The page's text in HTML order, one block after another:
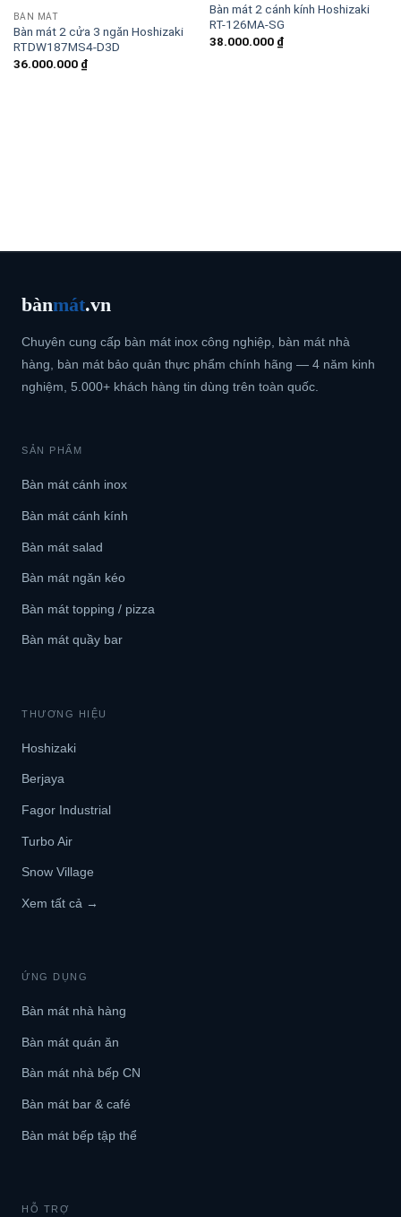
BÀN MÁT
Bàn mát 2 cửa 3 ngăn Hoshizaki
RTDW187MS4-D3D
36.000.000 ₫
Bàn mát 2 cánh kính Hoshizaki
RT-126MA-SG
38.000.000 ₫
bànmát.vn
Chuyên cung cấp bàn mát inox công nghiệp, bàn mát nhà
hàng, bàn mát bảo quản thực phẩm chính hãng — 4 năm kinh
nghiệm, 5.000+ khách hàng tin dùng trên toàn quốc.
SẢN PHẨM
Bàn mát cánh inox
Bàn mát cánh kính
Bàn mát salad
Bàn mát ngăn kéo
Bàn mát topping / pizza
Bàn mát quầy bar
THƯƠNG HIỆU
Hoshizaki
Berjaya
Fagor Industrial
Turbo Air
Snow Village
Xem tất cả →
ỨNG DỤNG
Bàn mát nhà hàng
Bàn mát quán ăn
Bàn mát nhà bếp CN
Bàn mát bar & café
Bàn mát bếp tập thể
HỖ TRỢ